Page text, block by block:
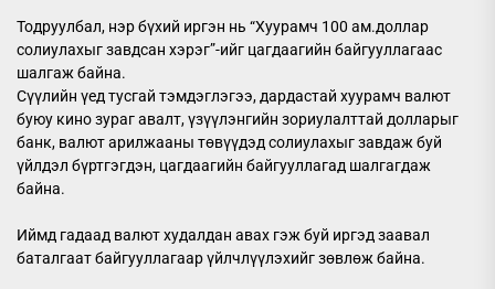
Тодруулбал, нэр бүхий иргэн нь “Хуурамч 100 ам.доллар
солиулахыг завдсан хэрэг”-ийг цагдаагийн байгууллагаас
шалгаж байна.
Сүүлийн үед тусгай тэмдэглэгээ, дардастай хуурамч валют
буюу кино зураг авалт, үзүүлэнгийн зориулалттай долларыг
банк, валют арилжааны төвүүдэд солиулахыг завдаж буй
үйлдэл бүртгэгдэн, цагдаагийн байгууллагад шалгагдаж
байна.
Иймд гадаад валют худалдан авах гэж буй иргэд заавал
баталгаат байгууллагаар үйлчлүүлэхийг зөвлөж байна.